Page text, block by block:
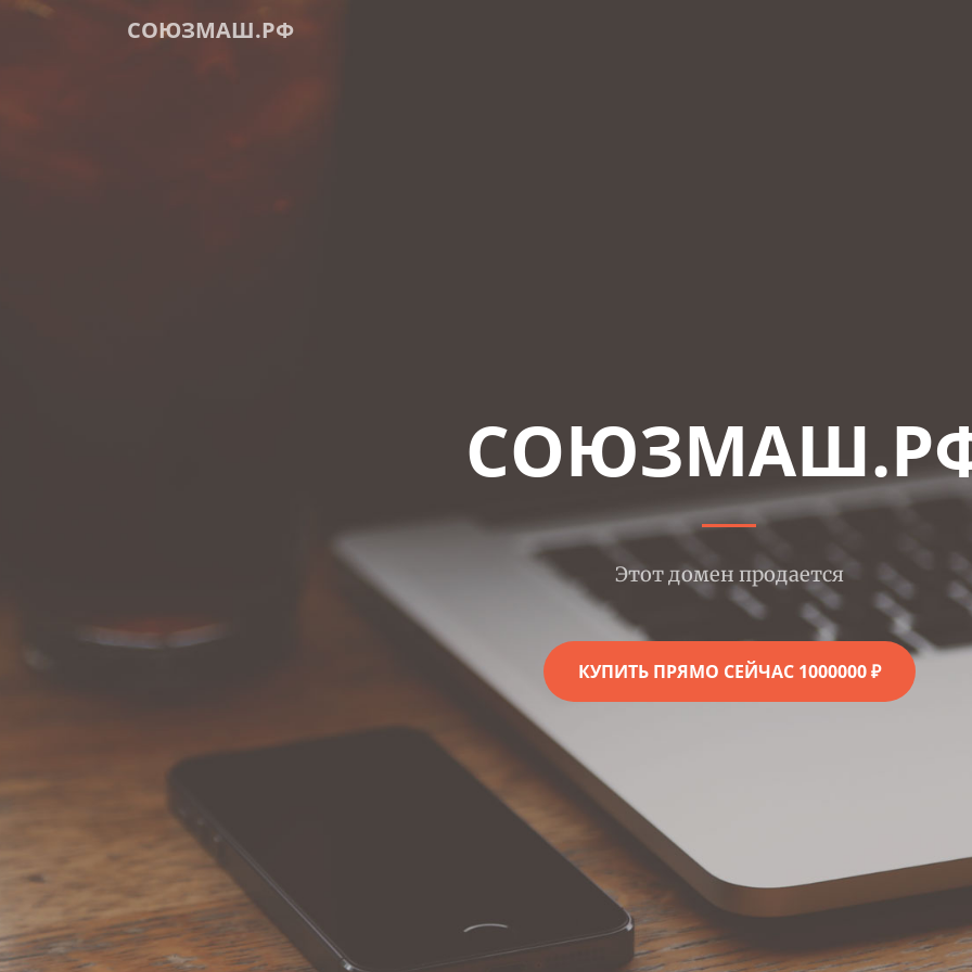
СОЮЗМАШ.РФ
Этот домен продается
КУПИТЬ ПРЯМО СЕЙЧАС 1000000 ₽